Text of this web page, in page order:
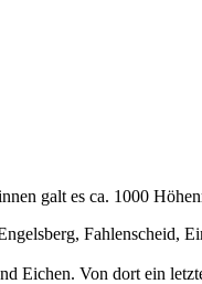
galt es ca. 1000
Fahlenscheid,
Eichen. Von dort ein